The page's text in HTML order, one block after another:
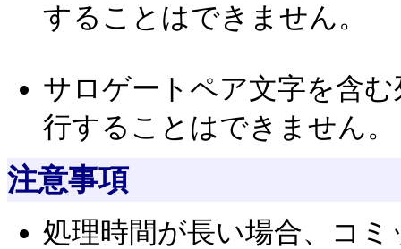
することはできません。
サロゲートペア文字を含
行することはできません。
注意事項
処理時間が長い場合、コ